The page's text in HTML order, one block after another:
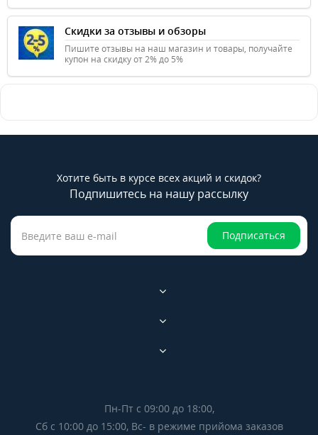
Скидки за отзывы и обзоры
Пишите отзывы на наш магазин и товары, получайте
купон на скидку от 2% до 5%
Хотите быть в курсе всех акций и скидок?
Подпишитесь на нашу рассылку
Подписаться
Пн-Пт с 09:00 до 18:00,
Сб с 10:00 до 15:00, Вс- в режиме прийома заказов